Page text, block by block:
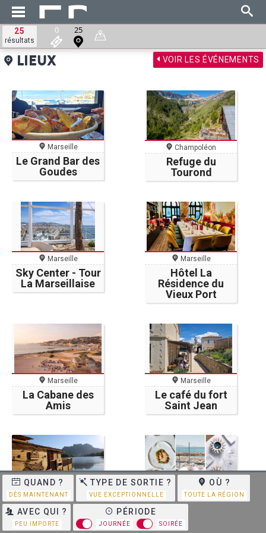
QUAND ?
DÈS MAINTENANT
TYPE DE SORTIE ?
VUE EXCEPTIONNELLE
OÙ ?
TOUTE LA RÉGION
AVEC QUI ?
PEU IMPORTE
PÉRIODE
JOURNÉE SOIRÉE
VOIR LES ÉVÉNEMENTS
LIEUX
Marseille
Le Grand Bar des
Goudes
Champoléon
Refuge du
Tourond
Marseille
Sky Center - Tour
La Marseillaise
Marseille
Hôtel La
Résidence du
Vieux Port
Marseille
La Cabane des
Amis
Marseille
Le café du fort
Saint Jean
Roquebrune-sur-Argens
Ilot Bar
Carry-Le-Rouet
Restaurant
25
résultats
0 25